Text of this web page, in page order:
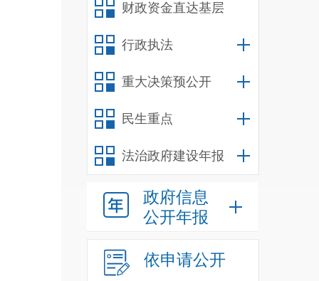
财政资金直达基层
行政执法
重大决策预公开
民生重点
法治政府建设年报
政府信息
公开年报
依申请公开